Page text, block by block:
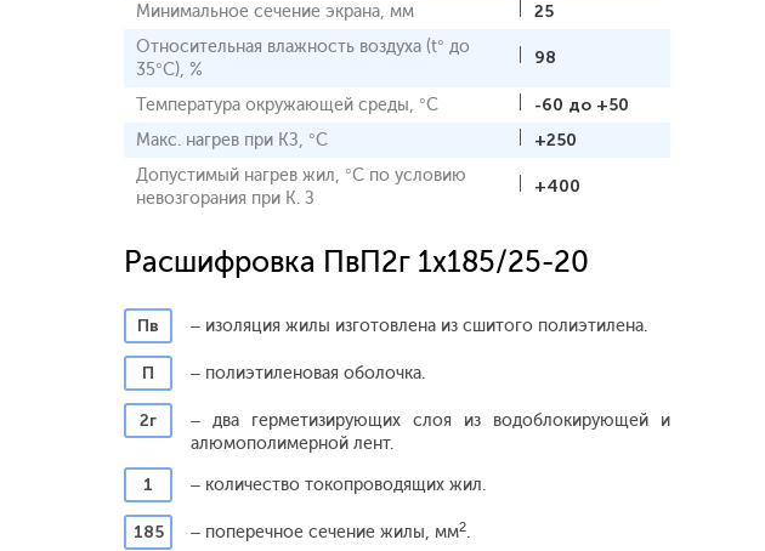
Минимальное сечение экрана, мм
25
Относительная влажность воздуха (t° до
35°С), %
98
Температура окружающей среды, °С
-60 до +50
Макс. нагрев при КЗ, °С
+250
Допустимый нагрев жил, °С по условию
невозгорания при К. З
+400
Расшифровка ПвП2г 1x185/25-20
Пв – изоляция жилы изготовлена из сшитого полиэтилена.
П – полиэтиленовая оболочка.
2г
– два герметизирующих слоя из водоблокирующей и
алюмополимерной лент.
1
– количество токопроводящих жил.
185 – поперечное сечение жилы, мм2.